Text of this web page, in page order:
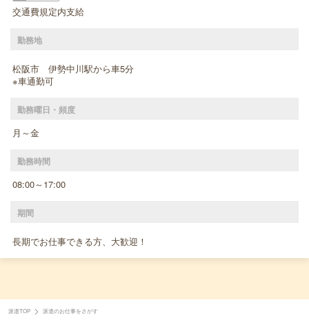
交通費規定内支給
勤務地
松阪市 伊勢中川駅から車5分
※車通勤可
勤務曜日・頻度
月～金
勤務時間
08:00～17:00
期間
長期でお仕事できる方、大歓迎！
派遣TOP 派遣のお仕事をさがす